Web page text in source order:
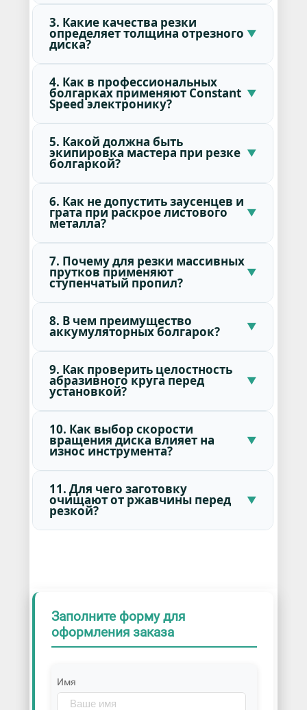
3. Какие качества резки
определяет толщина отрезного
диска?
4. Как в профессиональных
болгарках применяют Constant
Speed электронику?
5. Какой должна быть
экипировка мастера при резке
болгаркой?
6. Как не допустить заусенцев и
грата при раскрое листового
металла?
7. Почему для резки массивных
прутков применяют
ступенчатый пропил?
8. В чем преимущество
аккумуляторных болгарок?
9. Как проверить целостность
абразивного круга перед
установкой?
10. Как выбор скорости
вращения диска влияет на
износ инструмента?
11. Для чего заготовку
очищают от ржавчины перед
резкой?
Заполните форму для
оформления заказа
Имя